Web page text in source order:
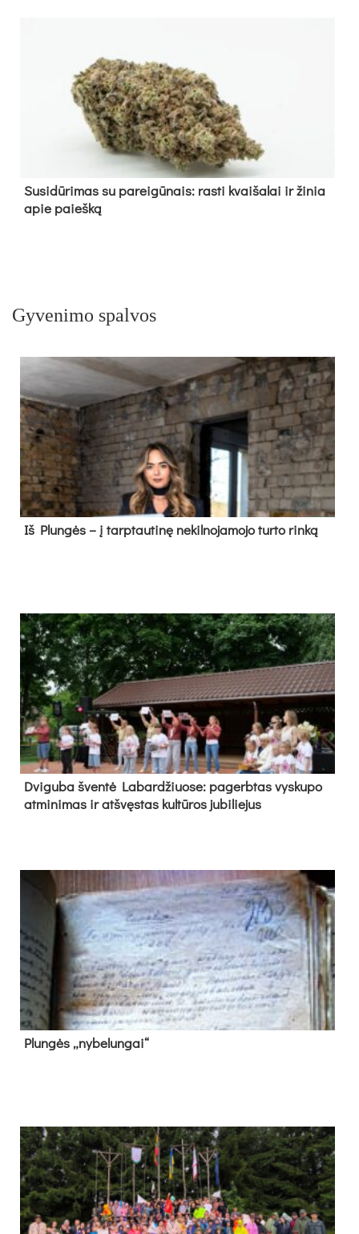
Su­si­dū­ri­mas su pa­rei­gū­nais: ras­ti kvai­ša­lai ir ži­nia
apie paieš­ką
Gyvenimo spalvos
Iš Plungės – į tarptautinę nekilnojamojo turto rinką
Dvi­gu­ba šven­tė La­bar­džiuo­se: pa­gerb­tas vys­ku­po
at­mi­ni­mas ir at­švęs­tas kul­tū­ros ju­bi­lie­jus
Plun­gės „ny­be­lun­gai“